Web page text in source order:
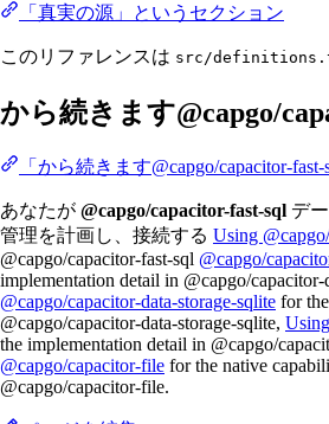
「真実の源」というセクション
このリファレンスは src/
から続きます@capgo/
「から続きます@capgo/capacitor-
あなたが @capgo/capacitor-fast-sql デ
管理を計画し、接続する Using
@capgo/capacitor-fast-sql @capgo/
implementation detail in @capgo/capacitor-
@capgo/capacitor-data-storage-sqlite for
@capgo/capacitor-data-storage-sqlite,
the implementation detail in @capgo/
@capgo/capacitor-file for the native
@capgo/capacitor-file.